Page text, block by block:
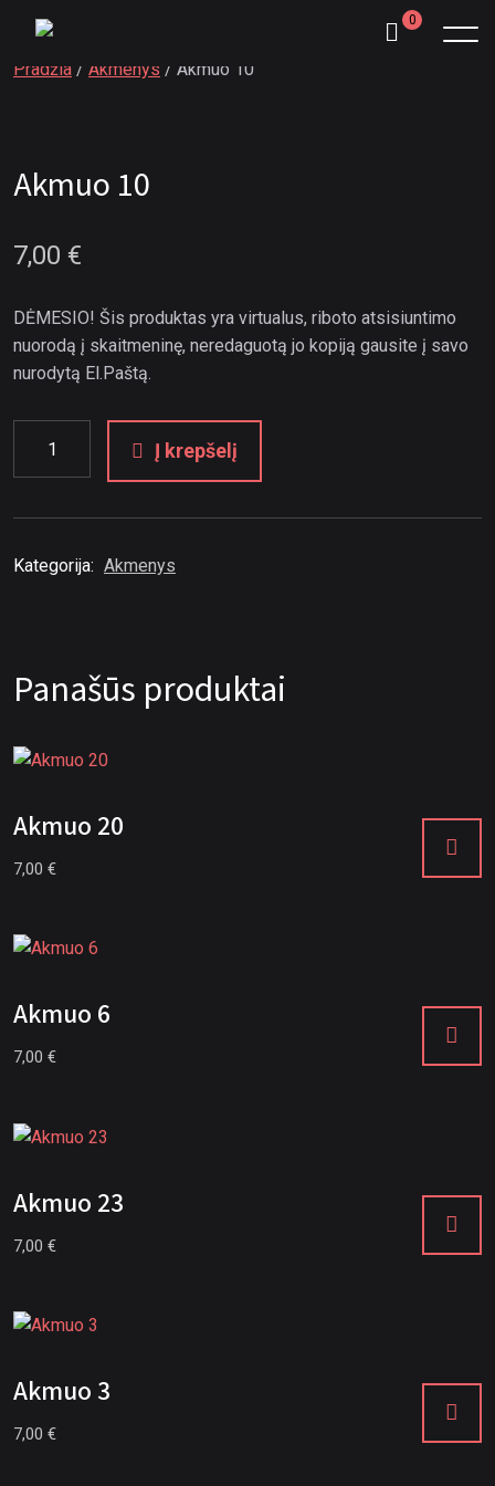
0
Pradžia / Akmenys / Akmuo 10
Akmuo 10
7,00 €
DĖMESIO! Šis produktas yra virtualus, riboto atsisiuntimo
nuorodą į skaitmeninę, neredaguotą jo kopiją gausite į savo
nurodytą El.Paštą.
Į krepšelį
Kategorija: Akmenys
Panašūs produktai
Akmuo 20
7,00 €
Akmuo 6
7,00 €
Akmuo 23
7,00 €
Akmuo 3
7,00 €